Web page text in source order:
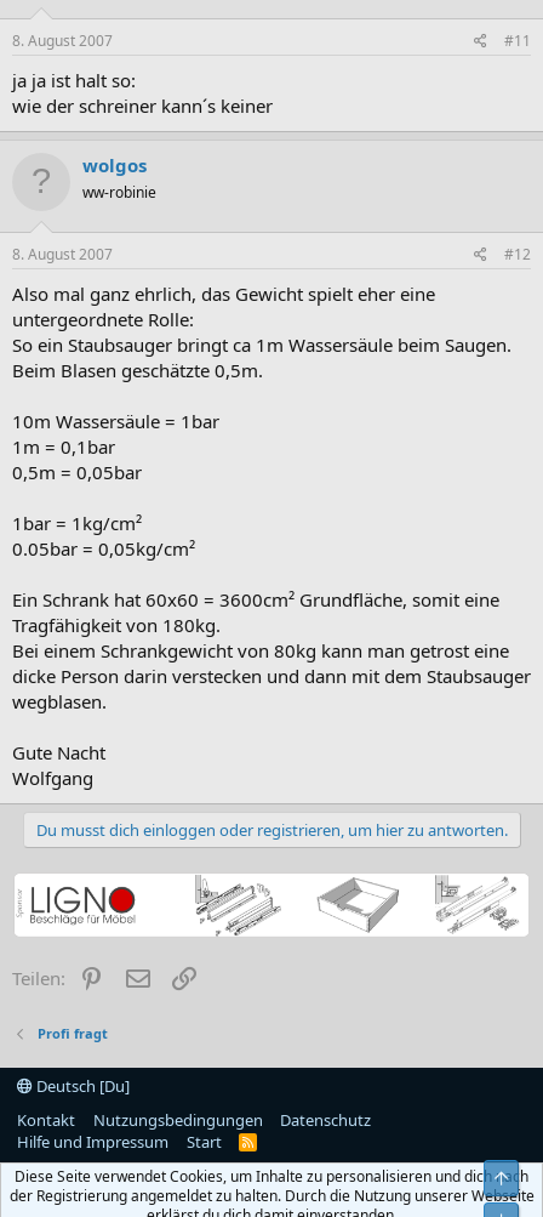
8. August 2007 #11
ja ja ist halt so:
wie der schreiner kann´s keiner
wolgos
ww-robinie
8. August 2007 #12
Also mal ganz ehrlich, das Gewicht spielt eher eine
untergeordnete Rolle:
So ein Staubsauger bringt ca 1m Wassersäule beim Saugen.
Beim Blasen geschätzte 0,5m.
10m Wassersäule = 1bar
1m = 0,1bar
0,5m = 0,05bar
1bar = 1kg/cm²
0.05bar = 0,05kg/cm²
Ein Schrank hat 60x60 = 3600cm² Grundfläche, somit eine
Tragfähigkeit von 180kg.
Bei einem Schrankgewicht von 80kg kann man getrost eine
dicke Person darin verstecken und dann mit dem Staubsauger
wegblasen.
Gute Nacht
Wolfgang
Du musst dich einloggen oder registrieren, um hier zu antworten.
Teilen: PinterestE-Mail
Profi fragt
Deutsch [Du]
Kontakt
Nutzungsbedingungen
Datenschutz
Hilfe und Impressum
Start
R
S
Diese Seite verwendet Cookies, um Inhalte zu personalisieren und dich nach
der Registrierung angemeldet zu halten. Durch die Nutzung unserer Webseite